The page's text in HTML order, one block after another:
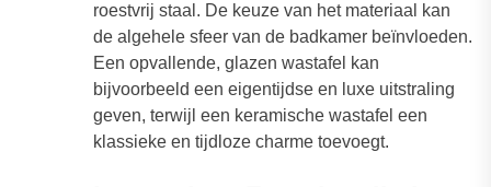
roestvrij staal. De keuze van het materiaal kan
de algehele sfeer van de badkamer beïnvloeden.
Een opvallende, glazen wastafel kan
bijvoorbeeld een eigentijdse en luxe uitstraling
geven, terwijl een keramische wastafel een
klassieke en tijdloze charme toevoegt.